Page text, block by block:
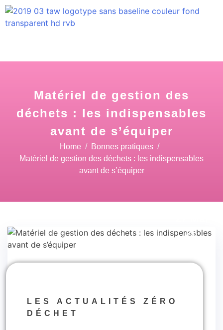
Matériel de gestion des
déchets : les indispensables
avant de s’équiper
Home
Bonnes pratiques
Matériel de gestion des déchets : les indispensables
avant de s’équiper
26
LES
ACTUALITÉS ZÉRO
DÉCHET